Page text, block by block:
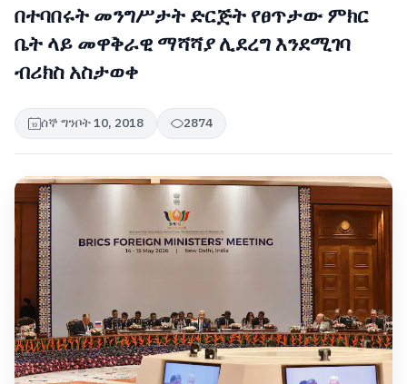
በተባበሩት መንግሥታት ድርጅት የፀጥታው ምክር
ቤት ላይ መዋቅራዊ ማሻሻያ ሊደረግ እንደሚገባ
ብሪክስ አስታወቀ
ሰኞ ግንቦት 10, 2018 2874